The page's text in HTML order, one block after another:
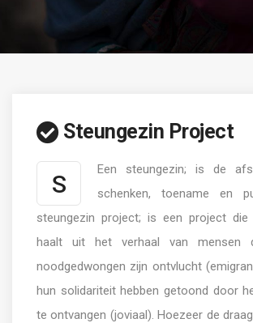
Steungezin Project
S
Een steungezin; is de
schenken, toename en
steungezin project; is een project die
haalt uit het verhaal van mensen
noodgedwongen zijn ontvlucht
hun solidariteit hebben getoond door
te ontvangen (joviaal). Hoezeer de